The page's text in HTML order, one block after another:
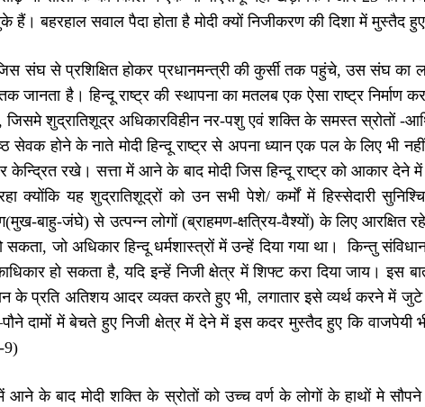
हैं। बहरहाल सवाल पैदा होता है मोदी क्यों निजीकरण की दिशा में मुस्तैद
संघ से प्रशिक्षित होकर प्रधानमन्त्री की कुर्सी तक पहुंचे, उस संघ का
जानता है। हिन्दू राष्ट्र की स्थापना का मतलब एक ऐसा राष्ट्र निर्माण
जिसमे शुद्रातिशूद्र अधिकारविहीन नर-पशु एवं शक्ति के समस्त स्रोतों -
सेवक होने के नाते मोदी हिन्दू राष्ट्र से अपना ध्यान एक पल के लिए भी
केन्द्रित रखे। सत्ता में आने के बाद मोदी जिस हिन्दू राष्ट्र को आकार देने
क्योंकि यह शुद्रातिशूद्रों को उन सभी पेशे/ कर्मों में हिस्सेदारी
बाहु-जंघे) से उत्पन्न लोगों (ब्राहमण-क्षत्रिय-वैश्यों) के लिए
सकता, जो अधिकार हिन्दू धर्मशास्त्रों में उन्हें दिया गया था। किन्तु
हो सकता है, यदि इन्हें निजी क्षेत्र में शिफ्ट करा दिया जाय। इस
के प्रति अतिशय आदर व्यक्त करते हुए भी, लगातार इसे व्यर्थ करने में
दामों में बेचते हुए निजी क्षेत्र में देने में इस कदर मुस्तैद हुए कि वाजपेयी
9)
आने के बाद मोदी शक्ति के स्रोतों को उच्च वर्ण के लोगों के हाथों मे